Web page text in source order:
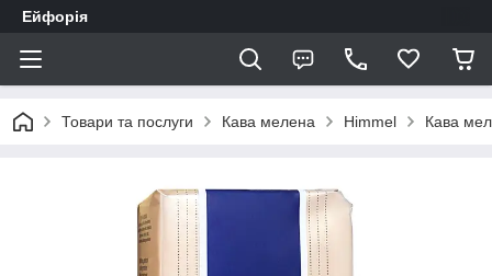
Ейфорія
Товари та послуги Кава мелена Himmel Кава